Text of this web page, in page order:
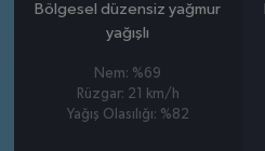
Bölgesel düzensiz yağmur
yağışlı
Nem: %69
Rüzgar: 21 km/h
Yağış Olasılığı: %82